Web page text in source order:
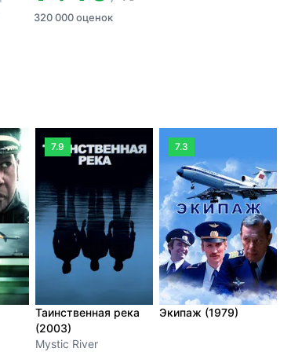
320 000 оценок
7.9
Таинственная река
(2003)
Mystic River
7.3
Экипаж (1979)